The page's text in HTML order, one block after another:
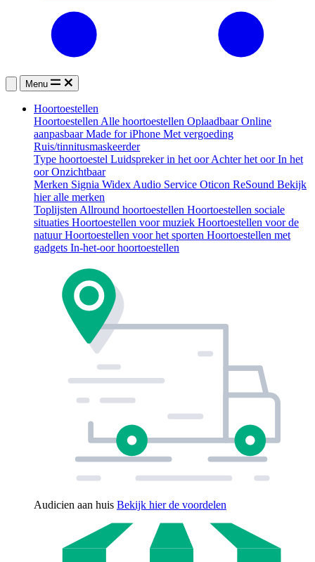
Menu
Hoortoestellen
HoortoestellenAlle hoortoestellen OplaadbaarOnline
aanpasbaarMade for iPhone Met vergoeding
Ruis/tinnitusmaskeerder
Type hoortoestel Luidspreker in het oorAchter het oorIn het
oorOnzichtbaar
Merken Signia WidexAudio Service Oticon ReSound Bekijk
hier alle merken
ToplijstenAllround hoortoestellen Hoortoestellen sociale
situaties Hoortoestellen voor muziek Hoortoestellen voor de
natuurHoortoestellen voor het sporten Hoortoestellen met
gadgets In-het-oor hoortoestellen
Audicien aan huis Bekijk hier de voordelen